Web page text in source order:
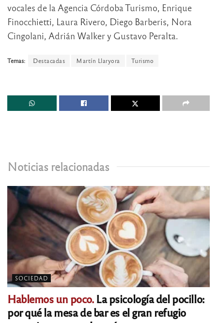
vocales de la Agencia Córdoba Turismo, Enrique
Finocchietti, Laura Rivero, Diego Barberis, Nora
Cingolani, Adrián Walker y Gustavo Peralta.
Temas: Destacadas Martín Llaryora Turismo
Noticias relacionadas
SOCIEDAD
Hablemos un poco.La psicología del pocillo:
por qué la mesa de bar es el gran refugio